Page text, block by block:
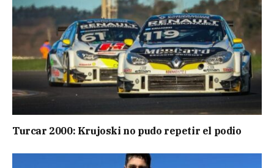
Turcar 2000: Krujoski no pudo repetir el podio